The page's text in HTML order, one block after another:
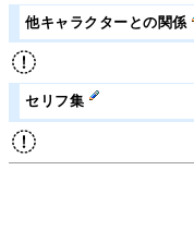
他キャラクターとの関係
セリフ集